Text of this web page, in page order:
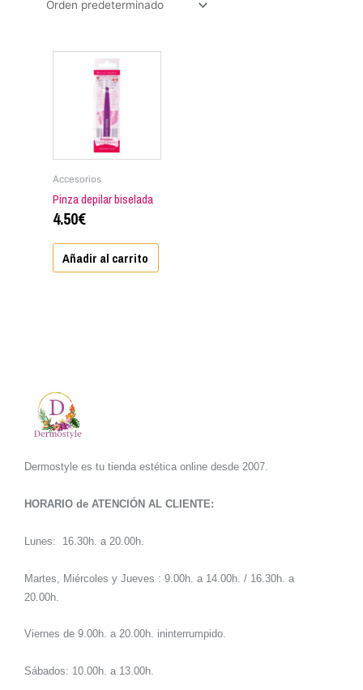
Accesorios
Pinza depilar biselada
4.50€
Añadir al carrito
Dermostyle es tu tienda estética online desde 2007.
HORARIO de ATENCIÓN AL CLIENTE:
Lunes: 16.30h. a 20.00h.
Martes, Miércoles y Jueves : 9.00h. a 14.00h. / 16.30h. a
20.00h.
Viernes de 9.00h. a 20.00h. ininterrumpido.
Sábados: 10.00h. a 13.00h.